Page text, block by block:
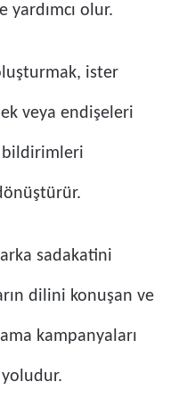
olur.
ister
veya endişeleri
bildirimleri
sadakatini
dilini konuşan ve
kampanyaları